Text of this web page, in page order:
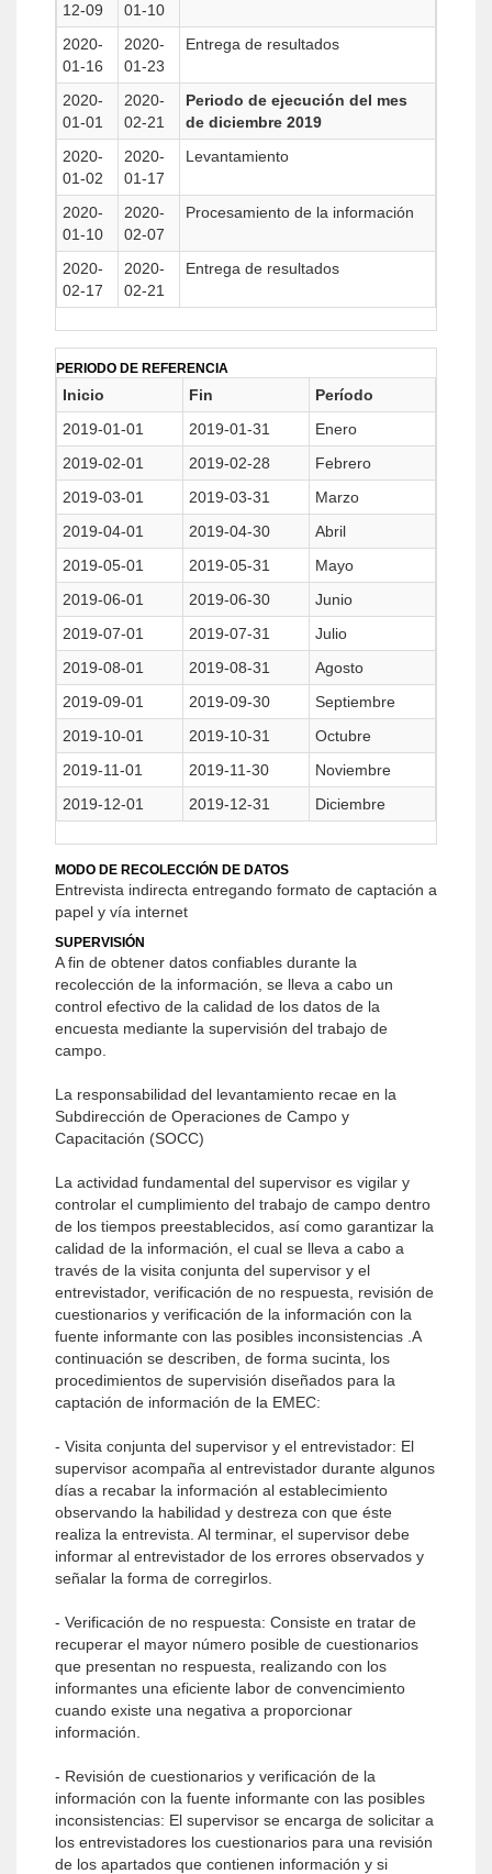
12-09
01-10
2020-
01-16
2020-
01-23
Entrega de resultados
2020-
01-01
2020-
02-21
Periodo de ejecución del mes
de diciembre 2019
2020-
01-02
2020-
01-17
Levantamiento
2020-
01-10
2020-
02-07
Procesamiento de la información
2020-
02-17
2020-
02-21
Entrega de resultados
PERIODO DE REFERENCIA
Inicio Fin
Período
2019-01-01
2019-01-31
Enero
2019-02-01
2019-02-28
Febrero
2019-03-01
2019-03-31
Marzo
2019-04-01
2019-04-30
Abril
2019-05-01
2019-05-31
Mayo
2019-06-01
2019-06-30
Junio
2019-07-01
2019-07-31
Julio
2019-08-01
2019-08-31
Agosto
2019-09-01
2019-09-30
Septiembre
2019-10-01
2019-10-31
Octubre
2019-11-01
2019-11-30
Noviembre
2019-12-01
2019-12-31 Diciembre
MODO DE RECOLECCIÓN DE DATOS
Entrevista indirecta entregando formato de captación a
papel y vía internet
SUPERVISIÓN
A fin de obtener datos confiables durante la
recolección de la información, se lleva a cabo un
control efectivo de la calidad de los datos de la
encuesta mediante la supervisión del trabajo de
campo.
La responsabilidad del levantamiento recae en la
Subdirección de Operaciones de Campo y
Capacitación (SOCC)
La actividad fundamental del supervisor es vigilar y
controlar el cumplimiento del trabajo de campo dentro
de los tiempos preestablecidos, así como garantizar la
calidad de la información, el cual se lleva a cabo a
través de la visita conjunta del supervisor y el
entrevistador, verificación de no respuesta, revisión de
cuestionarios y verificación de la información con la
fuente informante con las posibles inconsistencias .A
continuación se describen, de forma sucinta, los
procedimientos de supervisión diseñados para la
captación de información de la EMEC:
- Visita conjunta del supervisor y el entrevistador: El
supervisor acompaña al entrevistador durante algunos
días a recabar la información al establecimiento
observando la habilidad y destreza con que éste
realiza la entrevista. Al terminar, el supervisor debe
informar al entrevistador de los errores observados y
señalar la forma de corregirlos.
- Verificación de no respuesta: Consiste en tratar de
recuperar el mayor número posible de cuestionarios
que presentan no respuesta, realizando con los
informantes una eficiente labor de convencimiento
cuando existe una negativa a proporcionar
información.
- Revisión de cuestionarios y verificación de la
información con la fuente informante con las posibles
inconsistencias: El supervisor se encarga de solicitar a
los entrevistadores los cuestionarios para una revisión
de los apartados que contienen información y si